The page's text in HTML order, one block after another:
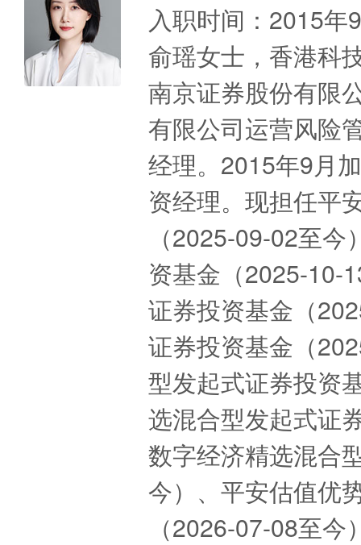
入职时间：2015年
俞瑶女士，香港科
南京证券股份有限
有限公司运营风险
经理。2015年9月
资经理。现担任平
（2025-09-02至
资基金（2025-10-
证券投资基金（
证券投资基金（
型发起式证券投资
选混合型发起式证
数字经济精选混合
今）、平安估值优
（2026-07-08至